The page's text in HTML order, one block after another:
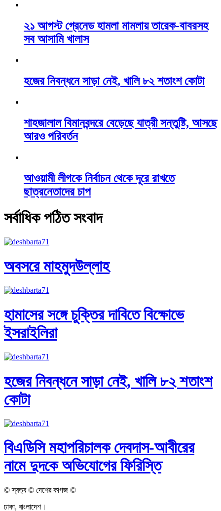
২১ আগস্ট গ্রেনেড হামলা মামলায় তারেক-বাবরসহ
সব আসামি খালাস
হজের নিবন্ধনে সাড়া নেই, খালি ৮২ শতাংশ কোটা
শাহজালাল বিমানবন্দরে বেড়েছে যাত্রী সন্তুষ্টি, আসছে
আরও পরিবর্তন
আওয়ামী লীগকে নির্বাচন থেকে দূরে রাখতে
ছাত্রনেতাদের চাপ
সর্বাধিক পঠিত সংবাদ
অবসরে মাহমুদউল্লাহ
হামাসের সঙ্গে চুক্তির দাবিতে বিক্ষোভে
ইসরাইলিরা
হজের নিবন্ধনে সাড়া নেই, খালি ৮২ শতাংশ
কোটা
বিএডিসি মহাপরিচালক দেবদাস-আবীরের
নামে দুদকে অভিযোগের ফিরিস্তি
© স্বত্ব © দেশের কাগজ ©
ঢাকা, বাংলাদেশ।